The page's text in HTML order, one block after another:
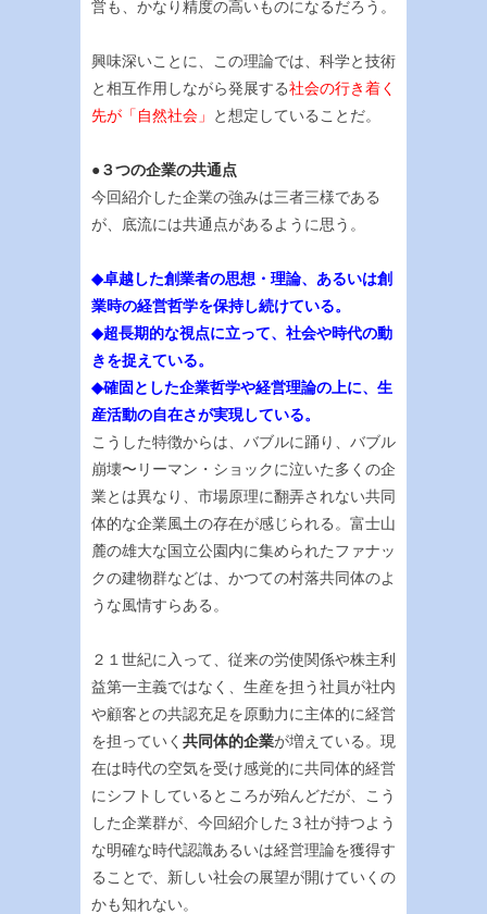
営も、かなり精度の高いものになるだろう。
興味深いことに、この理論では、科学と技術
と相互作用しながら発展する社会の行き着く
先が「自然社会」
と想定していることだ。
●３つの企業の共通点
今回紹介した企業の強みは三者三様である
が、底流には共通点があるように思う。
◆卓越した創業者の思想・理論、あるいは創
業時の経営哲学を保持し続けている。
◆超長期的な視点に立って、社会や時代の動
きを捉えている。
◆確固とした企業哲学や経営理論の上に、生
産活動の自在さが実現している。
こうした特徴からは、バブルに踊り、バブル
崩壊〜リーマン・ショックに泣いた多くの企
業とは異なり、市場原理に翻弄されない共同
体的な企業風土の存在が感じられる。富士山
麓の雄大な国立公園内に集められたファナッ
クの建物群などは、かつての村落共同体のよ
うな風情すらある。
２１世紀に入って、従来の労使関係や株主利
益第一主義ではなく、生産を担う社員が社内
や顧客との共認充足を原動力に主体的に経営
を担っていく 共同体的企業が増えている。現
在は時代の空気を受け感覚的に共同体的経営
にシフトしているところが殆んどだが、こう
した企業群が、今回紹介した３社が持つよう
な明確な時代認識あるいは経営理論を獲得す
ることで、新しい社会の展望が開けていくの
かも知れない。